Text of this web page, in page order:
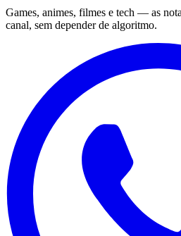
Games, animes, filmes e tech — as
canal, sem depender de algoritmo.